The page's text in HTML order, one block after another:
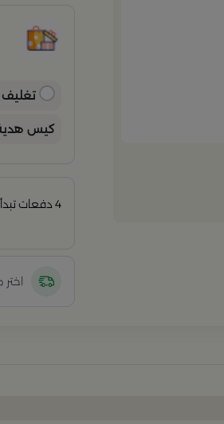
تغليف
كيس
4 دفعات تبدأ من